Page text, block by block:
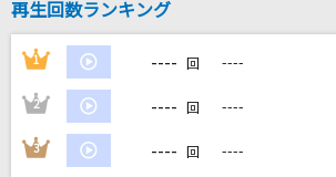
近藤真彦
カラオケ最新情報をチェック！
再生回数ランキング
1 ---- 回 ----
2 ---- 回 ----
3 ---- 回 ----